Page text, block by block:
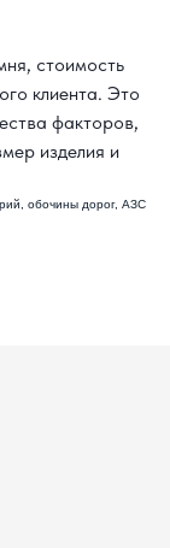
стоимость
клиента. Это
факторов,
изделия и
обочины дорог, АЗС